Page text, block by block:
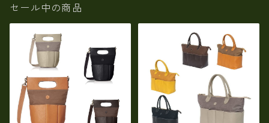
セール中の商品